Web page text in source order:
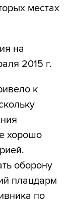
местах
на
2015 г.
к
хорошо
оборону
плацдарм
по